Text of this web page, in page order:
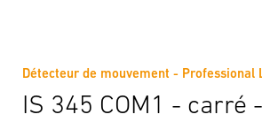
Détecteur de mouvement - Professional
IS 345 COM1 - carré
et Avertissements Informations sur le